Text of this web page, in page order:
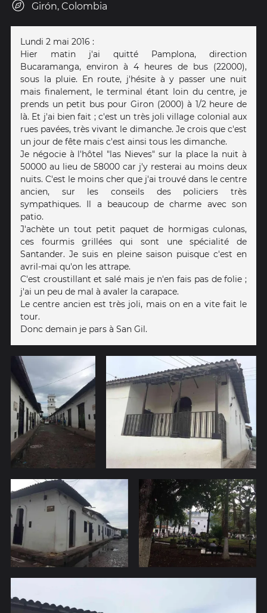
Girón, Colombia
Lundi 2 mai 2016 :
Hier matin j'ai quitté Pamplona, direction
Bucaramanga, environ à 4 heures de bus (22000),
sous la pluie. En route, j'hésite à y passer une nuit
mais finalement, le terminal étant loin du centre, je
prends un petit bus pour Giron (2000) à 1/2 heure de
là. Et j'ai bien fait ; c'est un très joli village colonial aux
rues pavées, très vivant le dimanche. Je crois que c'est
un jour de fête mais c'est ainsi tous les dimanche.
Je négocie à l'hôtel "las Nieves" sur la place la nuit à
50000 au lieu de 58000 car j'y resterai au moins deux
nuits. C'est le moins cher que j'ai trouvé dans le centre
ancien, sur les conseils des policiers très
sympathiques. Il a beaucoup de charme avec son
patio.
J'achète un tout petit paquet de hormigas culonas,
ces fourmis grillées qui sont une spécialité de
Santander. Je suis en pleine saison puisque c'est en
avril-mai qu'on les attrape.
C'est croustillant et salé mais je n'en fais pas de folie ;
j'ai un peu de mal à avaler la carapace.
Le centre ancien est très joli, mais on en a vite fait le
tour.
Donc demain je pars à San Gil.